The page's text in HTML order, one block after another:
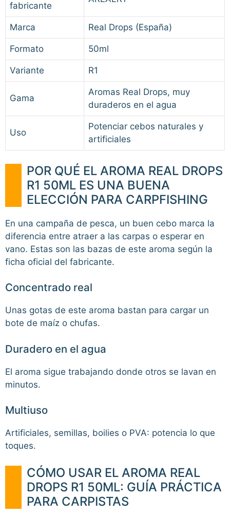
fabricante
Marca Real Drops (España)
Formato 50ml
Variante R1
Gama
Aromas Real Drops, muy
duraderos en el agua
Uso
Potenciar cebos naturales y
artificiales
POR QUÉ EL AROMA REAL DROPS
R1 50ML ES UNA BUENA
ELECCIÓN PARA CARPFISHING
En una campaña de pesca, un buen cebo marca la
diferencia entre atraer a las carpas o esperar en
vano. Estas son las bazas de este aroma según la
ficha oficial del fabricante.
Concentrado real
Unas gotas de este aroma bastan para cargar un
bote de maíz o chufas.
Duradero en el agua
El aroma sigue trabajando donde otros se lavan en
minutos.
Multiuso
Artificiales, semillas, boilies o PVA: potencia lo que
toques.
CÓMO USAR EL AROMA REAL
DROPS R1 50ML: GUÍA PRÁCTICA
PARA CARPISTAS